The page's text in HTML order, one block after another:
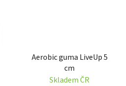
Aerobic guma LiveUp 5
cm
Skladem ČR